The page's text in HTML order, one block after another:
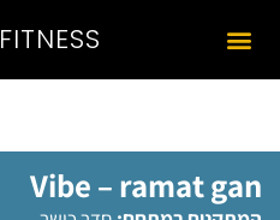
FITNESS
Vibe – ramat gan